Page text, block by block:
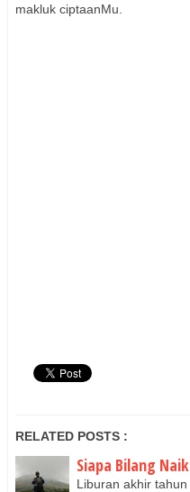
makluk ciptaanMu.
RELATED POSTS :
Siapa Bilang
Liburan akhir